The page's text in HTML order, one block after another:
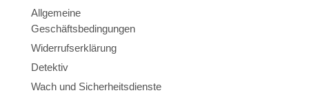
Allgemeine
Geschäftsbedingungen
Widerrufserklärung
Detektiv
Wach und Sicherheitsdienste